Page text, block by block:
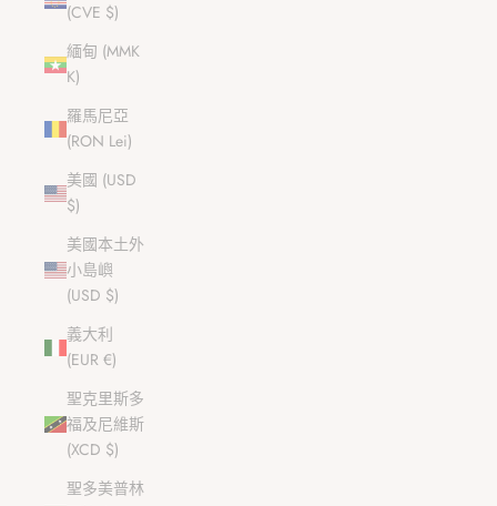
(CVE $)
緬甸 (MMK
K)
羅馬尼亞
(RON Lei)
美國 (USD
$)
美國本土外
小島嶼
(USD $)
義大利
(EUR €)
聖克里斯多
福及尼維斯
(XCD $)
聖多美普林